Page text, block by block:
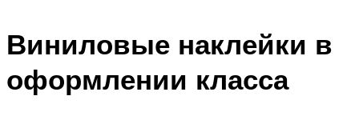
Виниловые наклейки в
оформлении класса